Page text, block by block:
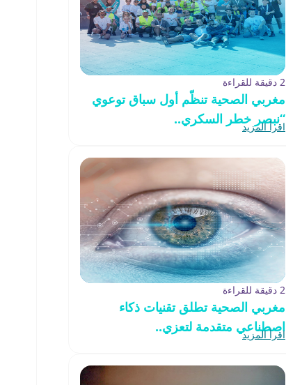
2 دقيقة للقراءة
مغربي الصحية تنظّم أول سباق توعوي
“نبصر خطر السكري..
اقرأ المزيد
2 دقيقة للقراءة
مغربي الصحية تطلق تقنيات ذكاء
اصطناعي متقدمة لتعزي..
اقرأ المزيد